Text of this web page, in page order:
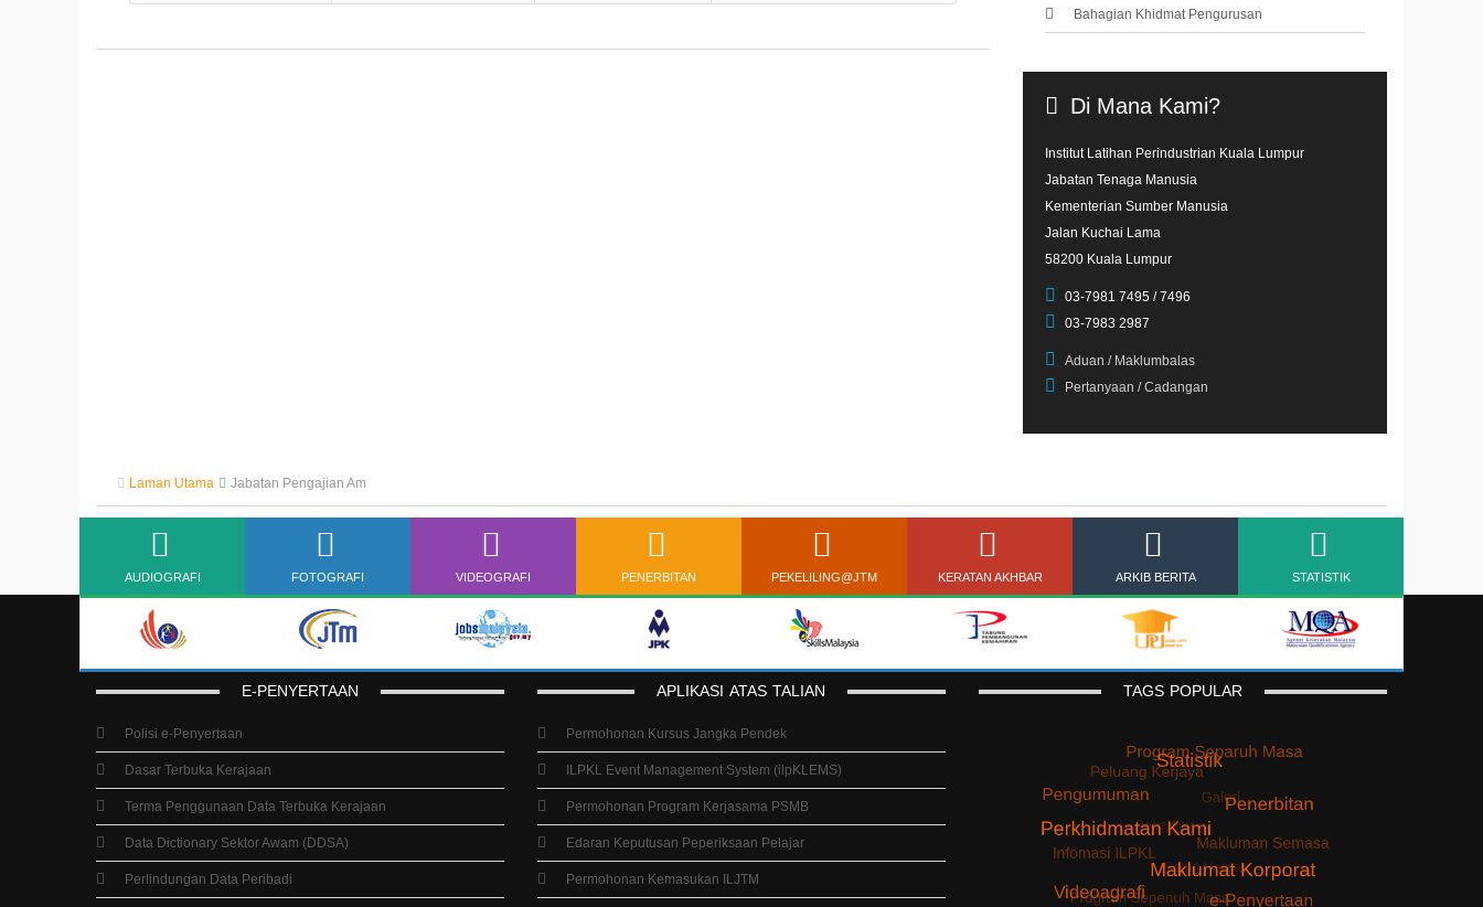
Bahagian Khidmat Pengurusan
Di Mana Kami?
Institut Latihan Perindustrian Kuala Lumpur
Jabatan Tenaga Manusia
Kementerian Sumber Manusia
Jalan Kuchai Lama
58200 Kuala Lumpur
03-7981 7495 / 7496
03-7983 2987
Aduan / Maklumbalas
Pertanyaan / Cadangan
Laman Utama Jabatan Pengajian Am
AUDIOGRAFI FOTOGRAFI VIDEOGRAFI PENERBITAN PEKELILING@JTM KERATAN AKHBAR ARKIB BERITA STATISTIK
E-PENYERTAAN
Polisi e-Penyertaan
Dasar Terbuka Kerajaan
Terma Penggunaan Data Terbuka Kerajaan
Data Dictionary Sektor Awam (DDSA)
Perlindungan Data Peribadi
APLIKASI ATAS TALIAN
Permohonan Kursus Jangka Pendek
ILPKL Event Management System (ilpKLEMS)
Permohonan Program Kerjasama PSMB
Edaran Keputusan Peperiksaan Pelajar
Permohonan Kemasukan ILJTM
TAGS POPULAR